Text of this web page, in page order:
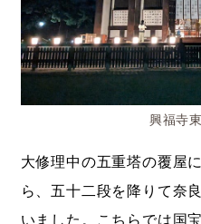
興福寺
大修理中の五重塔の覆屋
ら、五十二段を降りて奈
いました。こちらでは国